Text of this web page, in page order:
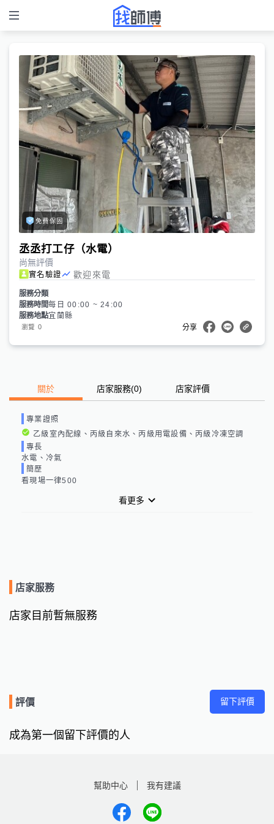
免費保固
丞丞打工仔（水電）
尚無評價
實名驗證 歡迎來電
服務分類
服務時間每日 00:00 ~ 24:00
服務地點宜蘭縣
瀏覽 0 分享
關於 店家服務(0) 店家評價
專業證照
乙級室內配線、丙級自來水、丙級用電設備、丙級冷凍空調
專長
水電、冷氣
簡歷
看現場一律500
看更多
店家服務
店家目前暫無服務
評價 留下評價
成為第一個留下評價的人
幫助中心 我有建議